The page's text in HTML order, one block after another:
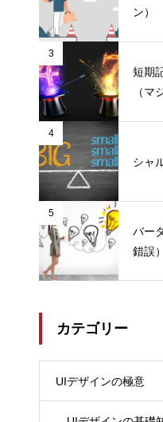
ン）
3
短期
（マ
4
シャ
5
バー
錯誤）
カテゴリー
UIデザインの極意